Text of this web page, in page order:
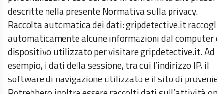
descritte nella presente Normativa sulla privacy.
Raccolta automatica dei dati: gripdetective.it
automaticamente alcune informazioni dal computer
dispositivo utilizzato per visitare gripdetective.it. Ad
esempio, i dati della sessione, tra cui l’indirizzo IP, il
software di navigazione utilizzato e il sito di